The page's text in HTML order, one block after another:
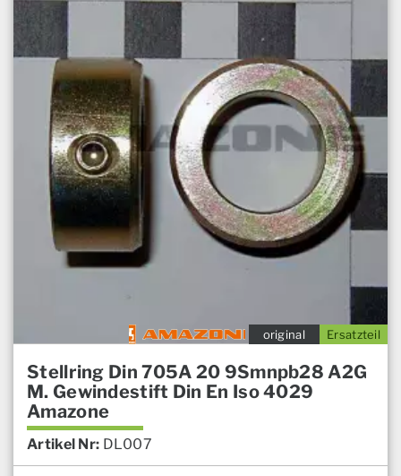
Ersatzteil
original
Stellring Din 705A 20 9Smnpb28 A2G
M. Gewindestift Din En Iso 4029
Amazone
Artikel Nr: DL007